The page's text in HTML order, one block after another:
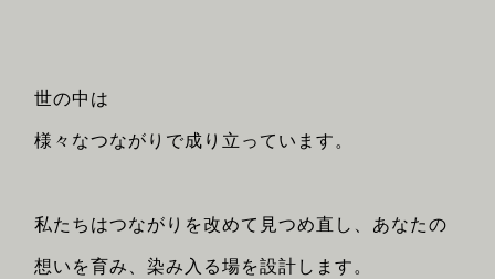
世の中は
様々なつながりで成り立っています。
私たちはつながりを改めて見つめ直し、あなたの
想いを育み、染み入る場を設計します。